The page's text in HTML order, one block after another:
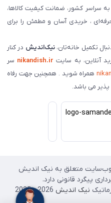
سراسر کشور، ضمانت کیفیت کالاها،
، خریدی آسان و مطمئن را برای
تکمیل خانه‌تان،نیک‌اندیش در کنار
آنلاین، به سایت nikandish.ir سر
همراه شوید . همچنین جهت رفاه
می باشد.
متعلق به نیک اندیش
پیگرد قانونی دارد.
نیک اندیش 2026 - 2025